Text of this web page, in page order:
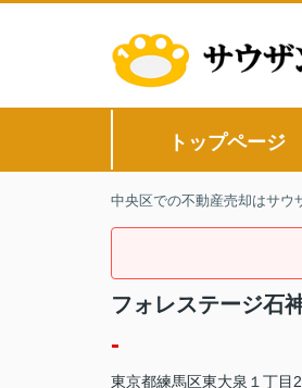
トップページ
中央区での不動産売却はサウ
フォレステージ石
-
東京都練馬区東大泉 １丁目